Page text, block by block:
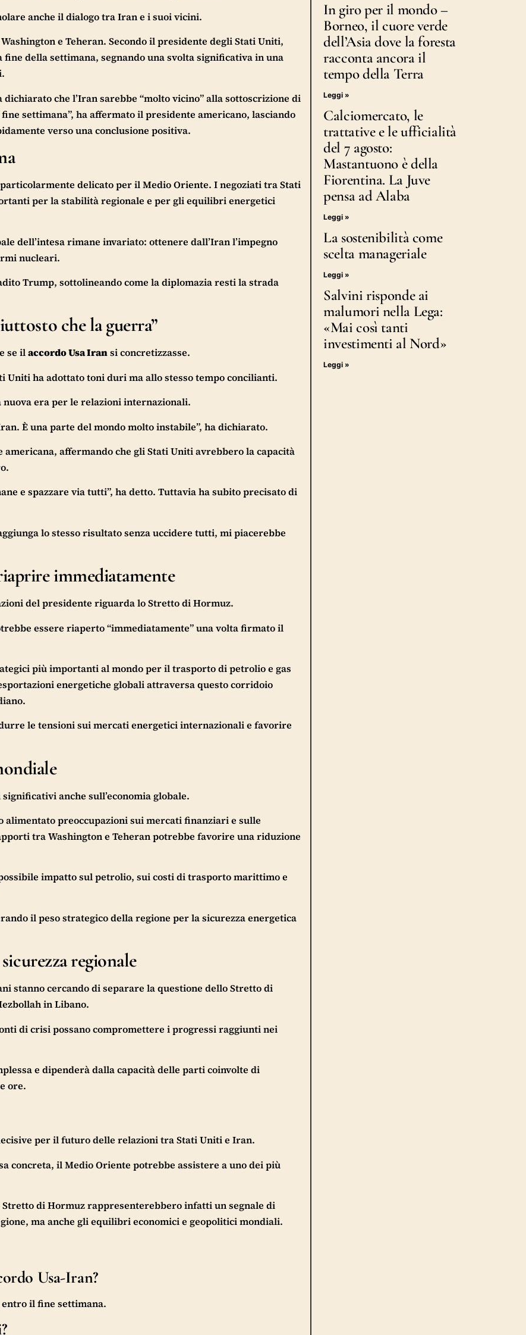
anche il dialogo tra Iran e i suoi vicini.
e Teheran. Secondo il presidente degli Stati Uniti,
della settimana, segnando una svolta significativa in una
che l’Iran sarebbe “molto vicino” alla sottoscrizione di
settimana”, ha affermato il presidente americano, lasciando
verso una conclusione positiva.
delicato per il Medio Oriente. I negoziati tra Stati
per la stabilità regionale e per gli equilibri energetici
dell’intesa rimane invariato: ottenere dall’Iran l’impegno
nucleari.
Trump, sottolineando come la diplomazia resti la strada
che la guerra”
se ilaccordo Usa Iransi concretizzasse.
ha adottato toni duri ma allo stesso tempo concilianti.
era per le relazioni internazionali.
È una parte del mondo molto instabile”, ha dichiarato.
affermando che gli Stati Uniti avrebbero la capacità
e spazzare via tutti”, ha detto. Tuttavia ha subito precisato di
lo stesso risultato senza uccidere tutti, mi piacerebbe
immediatamente
del presidente riguarda lo Stretto di Hormuz.
essere riaperto “immediatamente” una volta firmato il
più importanti al mondo per il trasporto di petrolio e gas
energetiche globali attraversa questo corridoio
le tensioni sui mercati energetici internazionali e favorire
anche sull’economia globale.
preoccupazioni sui mercati finanziari e sulle
tra Washington e Teheran potrebbe favorire una riduzione
impatto sul petrolio, sui costi di trasporto marittimo e
il peso strategico della regione per la sicurezza energetica
regionale
stanno cercando di separare la questione dello Stretto di
in Libano.
di crisi possano compromettere i progressi raggiunti nei
e dipenderà dalla capacità delle parti coinvolte di
ore.
per il futuro delle relazioni tra Stati Uniti e Iran.
concreta, il Medio Oriente potrebbe assistere a uno dei più
di Hormuz rappresenterebbero infatti un segnale di
ma anche gli equilibri economici e geopolitici mondiali.
Usa-Iran?
il fine settimana.
In giro per il mondo –
Borneo, il cuore verde
dell’Asia dove la foresta
racconta ancora il
tempo della Terra
Leggi »
Calciomercato, le
trattative e le ufficialità
del 7 agosto:
Mastantuono è della
Fiorentina. La Juve
pensa ad Alaba
Leggi »
La sostenibilità come
scelta manageriale
Leggi »
Salvini risponde ai
malumori nella Lega:
«Mai così tanti
investimenti al Nord»
Leggi »